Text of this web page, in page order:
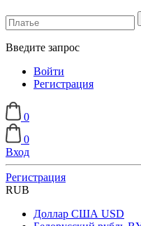
Введите запрос
Войти
Регистрация
0
0
Вход
Регистрация
RUB
Доллар США USD